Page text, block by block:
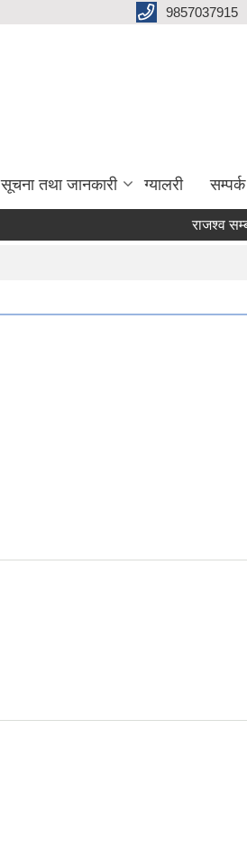
9857037915
सूचना तथा जानकारी ग्यालरी सम्पर्क
राजश्व